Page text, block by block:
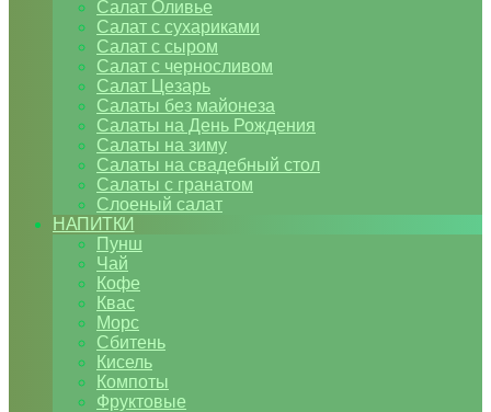
Салат Оливье
Салат с сухариками
Салат с сыром
Салат с черносливом
Салат Цезарь
Салаты без майонеза
Салаты на День Рождения
Салаты на зиму
Салаты на свадебный стол
Салаты с гранатом
Слоеный салат
НАПИТКИ
Пунш
Чай
Кофе
Квас
Морс
Сбитень
Кисель
Компоты
Фруктовые